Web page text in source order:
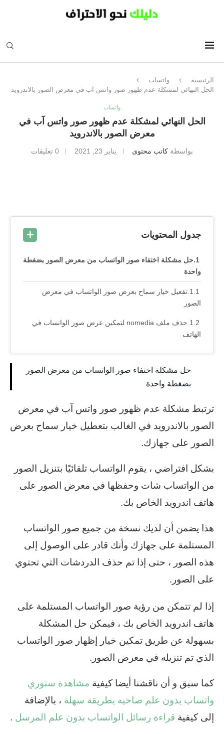
الرئيسية
واتساب
الحل النهائي لمشكلة عدم ظهور صور واتس آب في معرض الصور بالاندرويد
واتساب
الحل النهائي لمشكلة عدم ظهور صور واتس آب في
معرض الصور بالاندرويد
بواسطة كاتب محتوى يناير 23, 2021 0 تعليقات
جدول المحتويات
حل مشكلة اختفاء صور الواتساب من معرض الصور بضغطة
واحدة
تفعيل خيار سماح بعرض صور الواتساب في معرض
الصور
حذف ملف nomedia لتمكين عرض صور الواتساب في
الهاتف
حل مشكلة اختفاء صور الواتساب من معرض الصور
بضغطة واحدة
ترتبط مشكلة عدم ظهور صور واتس آب في معرض
الصور بالاندرويد في الغالب بتعطيل خيار سماح بعرض
الصور على جهازك.
بشكل افتراضي ، يقوم الواتساب تلقائيًا بتنزيل الصور
من الواتساب شات وحفظها في معرض الصور على
هاتف اندرويد الخاص بك.
هذا يضمن أن لديك نسخة من جميع صور الواتساب
المستلمة على جهازك وأنك قادر على الوصول إلى
هذه الصور ، حتى إذا تم حذف الدردشات التي تحتوي
على الصور.
إذا لم تتمكن من رؤية صور الواتساب المستلمة على
هاتف اندرويد الخاص بك ، فيمكن حل المشكلة
بسهولة عن طريق تمكين خيار إظهار صور الواتساب
الذي تم تنزيله في معرض الصور.
كما سبق و أن ناقشنا أيضا كيفية مشاهدة ستوري
واتساب بدون علم صاحبه بطريقة سهلة ، بالإضافة
إلى كيفية قراءة رسائل الواتساب بدون علم المرسل .